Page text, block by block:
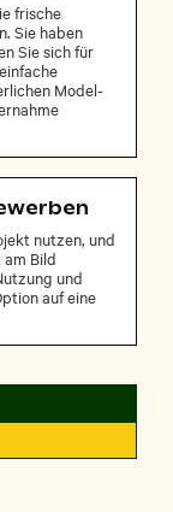
frische
Sie haben
Sie sich für
Model-
nutzen, und
Bild
und
auf eine